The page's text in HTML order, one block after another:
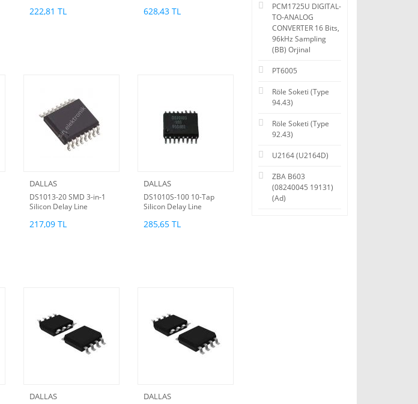
222,81 TL 628,43 TL
DALLAS
DS1013-20 SMD 3-in-1
Silicon Delay Line
217,09 TL
DALLAS
DS1010S-100 10-Tap
Silicon Delay Line
285,65 TL
DALLAS DALLAS
PCM1725U DIGITAL-
TO-ANALOG
CONVERTER 16 Bits,
96kHz Sampling
(BB) Orjinal
PT6005
Röle Soketi (Type
94.43)
Röle Soketi (Type
92.43)
U2164 (U2164D)
ZBA B603
(08240045 19131)
(Ad)